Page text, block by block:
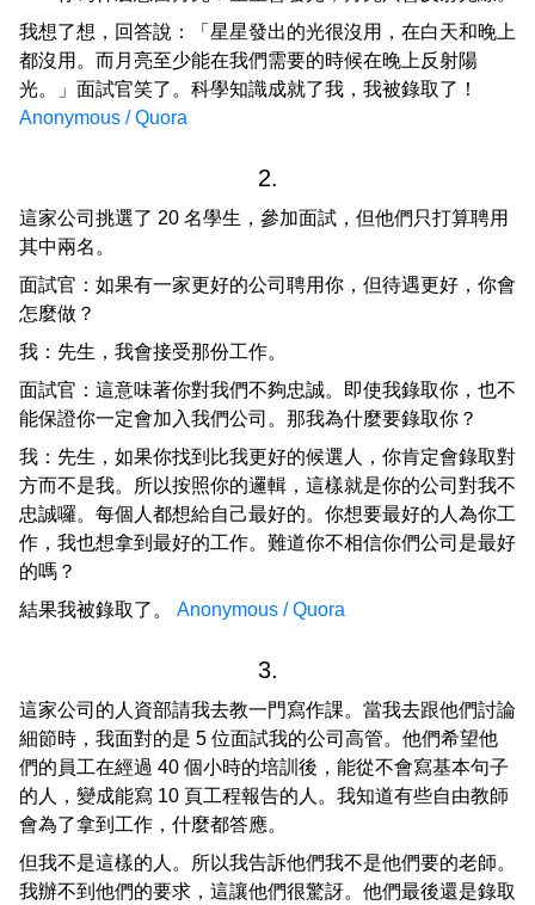
我想了想，回答說：「星星發出的光很沒用，在白天和晚上
都沒用。而月亮至少能在我們需要的時候在晚上反射陽
光。」面試官笑了。科學知識成就了我，我被錄取了！
Anonymous / Quora
2.
這家公司挑選了 20 名學生，參加面試，但他們只打算聘用
其中兩名。
面試官：如果有一家更好的公司聘用你，但待遇更好，你會
怎麼做？
我：先生，我會接受那份工作。
面試官：這意味著你對我們不夠忠誠。即使我錄取你，也不
能保證你一定會加入我們公司。那我為什麼要錄取你？
我：先生，如果你找到比我更好的候選人，你肯定會錄取對
方而不是我。所以按照你的邏輯，這樣就是你的公司對我不
忠誠囉。每個人都想給自己最好的。你想要最好的人為你工
作，我也想拿到最好的工作。難道你不相信你們公司是最好
的嗎？
結果我被錄取了。 Anonymous / Quora
3.
這家公司的人資部請我去教一門寫作課。當我去跟他們討論
細節時，我面對的是 5 位面試我的公司高管。他們希望他
們的員工在經過 40 個小時的培訓後，能從不會寫基本句子
的人，變成能寫 10 頁工程報告的人。我知道有些自由教師
會為了拿到工作，什麼都答應。
但我不是這樣的人。所以我告訴他們我不是他們要的老師。
我辦不到他們的要求，這讓他們很驚訝。他們最後還是錄取